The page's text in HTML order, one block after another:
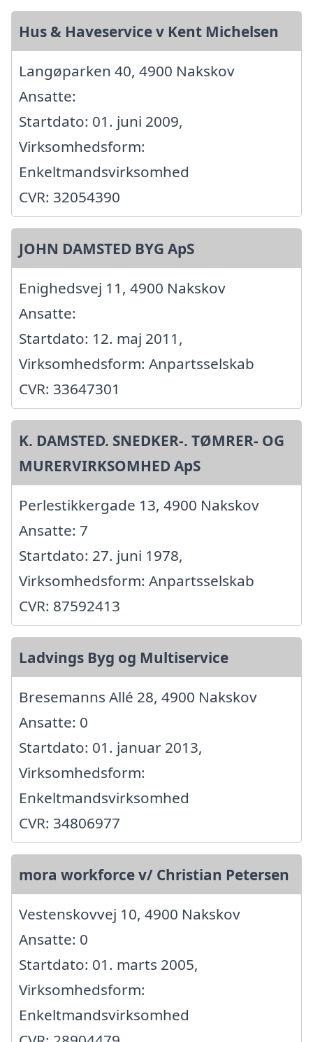
Hus & Haveservice v Kent Michelsen
Langøparken 40, 4900 Nakskov
Ansatte:
Startdato: 01. juni 2009,
Virksomhedsform:
Enkeltmandsvirksomhed
CVR: 32054390
JOHN DAMSTED BYG ApS
Enighedsvej 11, 4900 Nakskov
Ansatte:
Startdato: 12. maj 2011,
Virksomhedsform: Anpartsselskab
CVR: 33647301
K. DAMSTED. SNEDKER-. TØMRER- OG
MURERVIRKSOMHED ApS
Perlestikkergade 13, 4900 Nakskov
Ansatte: 7
Startdato: 27. juni 1978,
Virksomhedsform: Anpartsselskab
CVR: 87592413
Ladvings Byg og Multiservice
Bresemanns Allé 28, 4900 Nakskov
Ansatte: 0
Startdato: 01. januar 2013,
Virksomhedsform:
Enkeltmandsvirksomhed
CVR: 34806977
mora workforce v/ Christian Petersen
Vestenskovvej 10, 4900 Nakskov
Ansatte: 0
Startdato: 01. marts 2005,
Virksomhedsform:
Enkeltmandsvirksomhed